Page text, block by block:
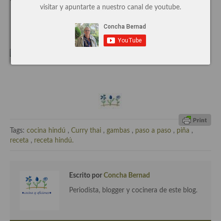
Cocina de Guatemala
Cocina de Nicaragua
Cocina de Oriente Medio
Cocina Armenia
Tags: cocina hindú , Curry thai , gambas , paso a paso , piña ,
receta , receta hindú.
Escrito por Concha Bernad
Periodista, blogger y cocinera de este blog.
visitar y apuntarte a nuestro canal de youtube.